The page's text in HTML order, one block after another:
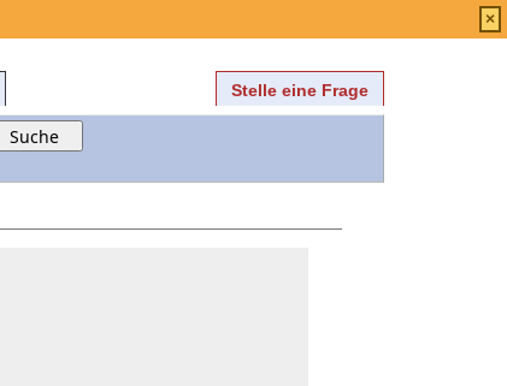
Stelle eine Frage
×